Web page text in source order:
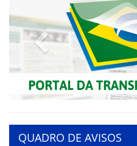
Previous
QUADRO DE AVISOS